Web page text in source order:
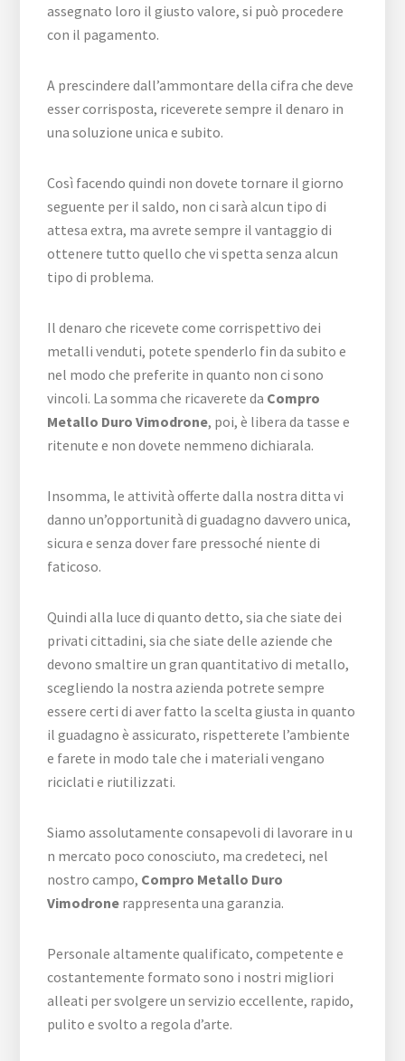
assegnato loro il giusto valore, si può procedere
con il pagamento.
A prescindere dall’ammontare della cifra che deve
esser corrisposta, riceverete sempre il denaro in
una soluzione unica e subito.
Così facendo quindi non dovete tornare il giorno
seguente per il saldo, non ci sarà alcun tipo di
attesa extra, ma avrete sempre il vantaggio di
ottenere tutto quello che vi spetta senza alcun
tipo di problema.
Il denaro che ricevete come corrispettivo dei
metalli venduti, potete spenderlo fin da subito e
nel modo che preferite in quanto non ci sono
vincoli. La somma che ricaverete da Compro
Metallo Duro Vimodrone, poi, è libera da tasse e
ritenute e non dovete nemmeno dichiarala.
Insomma, le attività offerte dalla nostra ditta vi
danno un’opportunità di guadagno davvero unica,
sicura e senza dover fare pressoché niente di
faticoso.
Quindi alla luce di quanto detto, sia che siate dei
privati cittadini, sia che siate delle aziende che
devono smaltire un gran quantitativo di metallo,
scegliendo la nostra azienda potrete sempre
essere certi di aver fatto la scelta giusta in quanto
il guadagno è assicurato, rispetterete l’ambiente
e farete in modo tale che i materiali vengano
riciclati e riutilizzati.
Siamo assolutamente consapevoli di lavorare in u
n mercato poco conosciuto, ma credeteci, nel
nostro campo, Compro Metallo Duro
Vimodrone rappresenta una garanzia.
Personale altamente qualificato, competente e
costantemente formato sono i nostri migliori
alleati per svolgere un servizio eccellente, rapido,
pulito e svolto a regola d’arte.